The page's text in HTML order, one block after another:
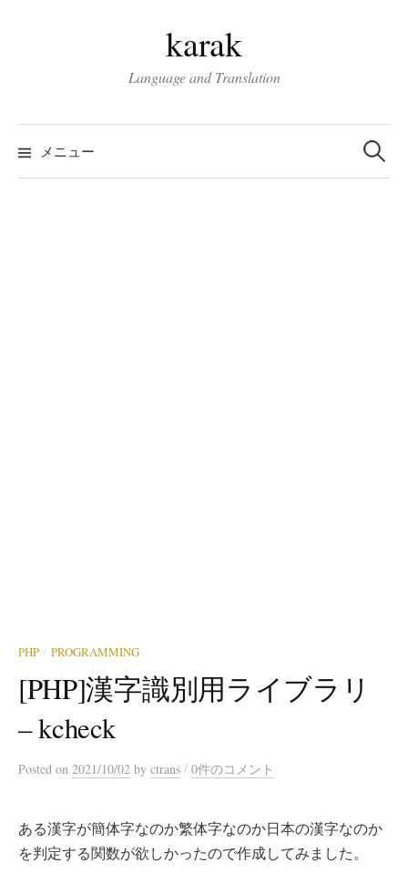
ス
キ
karak
Language and Translation
メニュー
検
索:
PHP / PROGRAMMING
[PHP]漢字識別用ライブラリ
– kcheck
Posted on 2021/10/02 by ctrans / 0件のコメント
ある漢字が簡体字なのか繁体字なのか日本の漢字なのか
を判定する関数が欲しかったので作成してみました。